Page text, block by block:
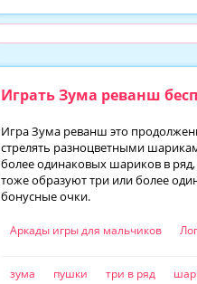
Играть Зума реванш
Игра Зума реванш это
стрелять разноцветными
более одинаковых шариков в
тоже образуют три или более
бонусные очки.
Аркады игры для мальчиков
зума пушки три в ряд